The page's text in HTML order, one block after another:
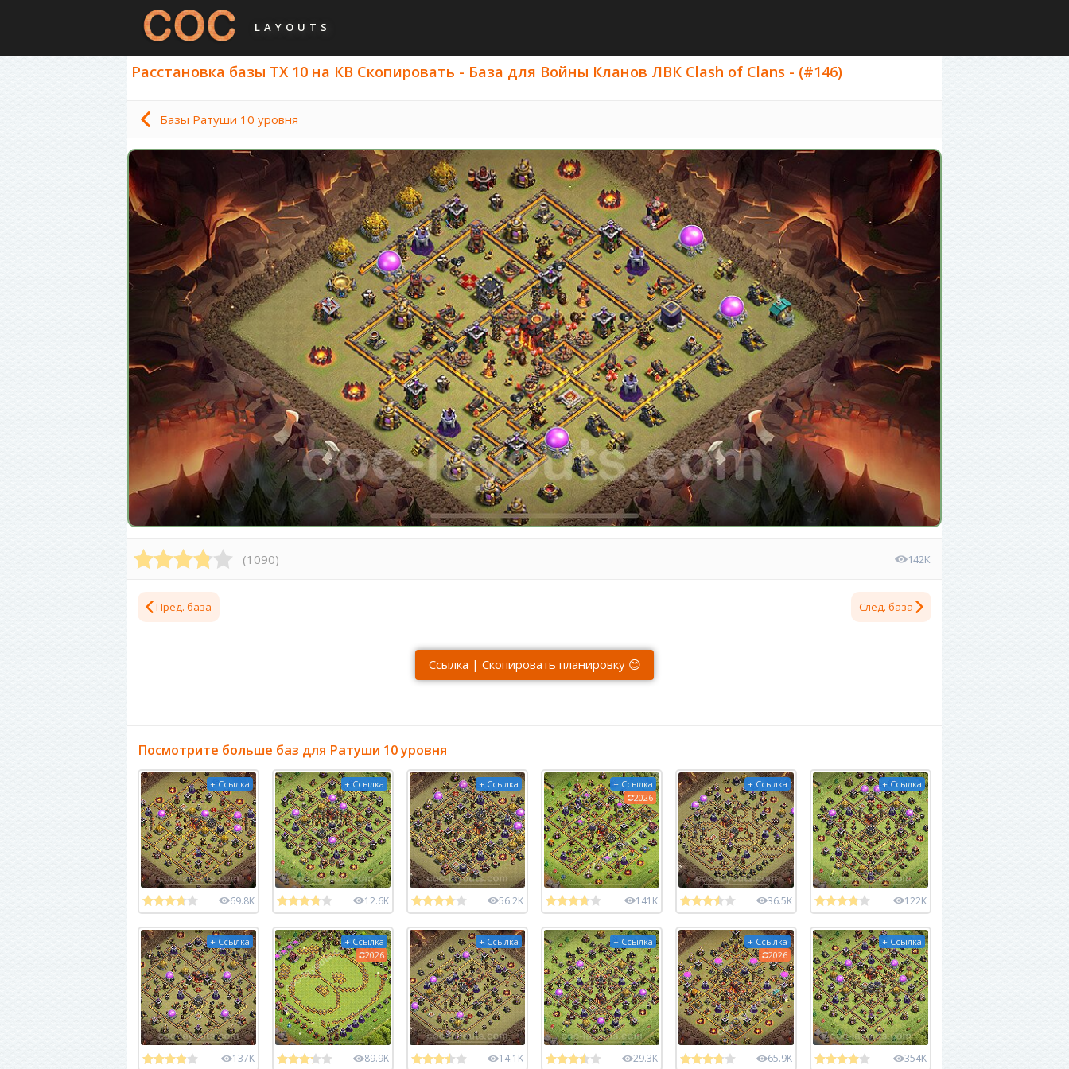
LAYOUTS
Расстановка базы ТХ 10 на КВ Скопировать - База для Войны Кланов ЛВК Clash of Clans - (#146)
Базы Ратуши 10 уровня
(1090) 142K
Пред. база След. база
Ссылка | Скопировать планировку 😊
Посмотрите больше баз для Ратуши 10 уровня
+ Ссылка
69.8K
+ Ссылка
12.6K
+ Ссылка
56.2K
+ Ссылка
2026
141K
+ Ссылка
36.5K
+ Ссылка
122K
+ Ссылка
137K
+ Ссылка
2026
89.9K
+ Ссылка
14.1K
+ Ссылка
29.3K
+ Ссылка
2026
65.9K
+ Ссылка
354K